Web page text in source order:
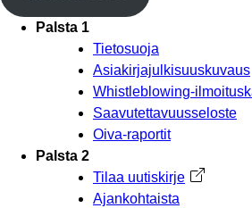
Palsta 1
Tietosuoja
Asiakirjajulkisuuskuvaus
Whistleblowing-
Saavutettavuusseloste
Oiva-raportit
Palsta 2
Tilaa uutiskirje Avautuu
Ajankohtaista